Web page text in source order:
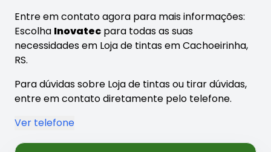
Entre em contato agora para mais informações:
Escolha Inovatec para todas as suas
necessidades em Loja de tintas em Cachoeirinha,
RS.
Para dúvidas sobre Loja de tintas ou tirar dúvidas,
entre em contato diretamente pelo telefone.
Ver telefone